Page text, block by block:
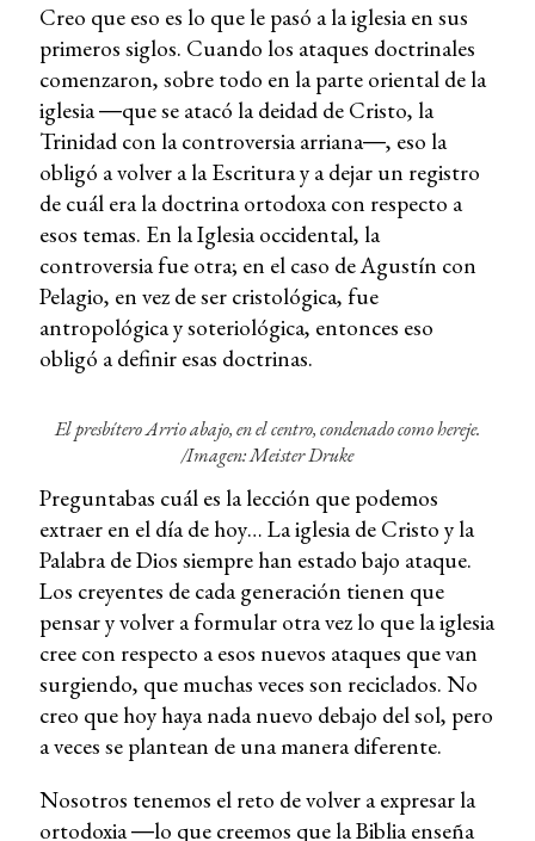
Creo que eso es lo que le pasó a la iglesia en sus
primeros siglos. Cuando los ataques doctrinales
comenzaron, sobre todo en la parte oriental de la
iglesia ―que se atacó la deidad de Cristo, la
Trinidad con la controversia arriana―, eso la
obligó a volver a la Escritura y a dejar un registro
de cuál era la doctrina ortodoxa con respecto a
esos temas. En la Iglesia occidental, la
controversia fue otra; en el caso de Agustín con
Pelagio, en vez de ser cristológica, fue
antropológica y soteriológica, entonces eso
obligó a definir esas doctrinas.
El presbítero Arrio abajo, en el centro, condenado como hereje.
/Imagen:Meister Druke
Preguntabas cuál es la lección que podemos
extraer en el día de hoy… La iglesia de Cristo y la
Palabra de Dios siempre han estado bajo ataque.
Los creyentes de cada generación tienen que
pensar y volver a formular otra vez lo que la iglesia
cree con respecto a esos nuevos ataques que van
surgiendo, que muchas veces son reciclados. No
creo que hoy haya nada nuevo debajo del sol, pero
a veces se plantean de una manera diferente.
Nosotros tenemos el reto de volver a expresar la
ortodoxia ―lo que creemos que la Biblia enseña